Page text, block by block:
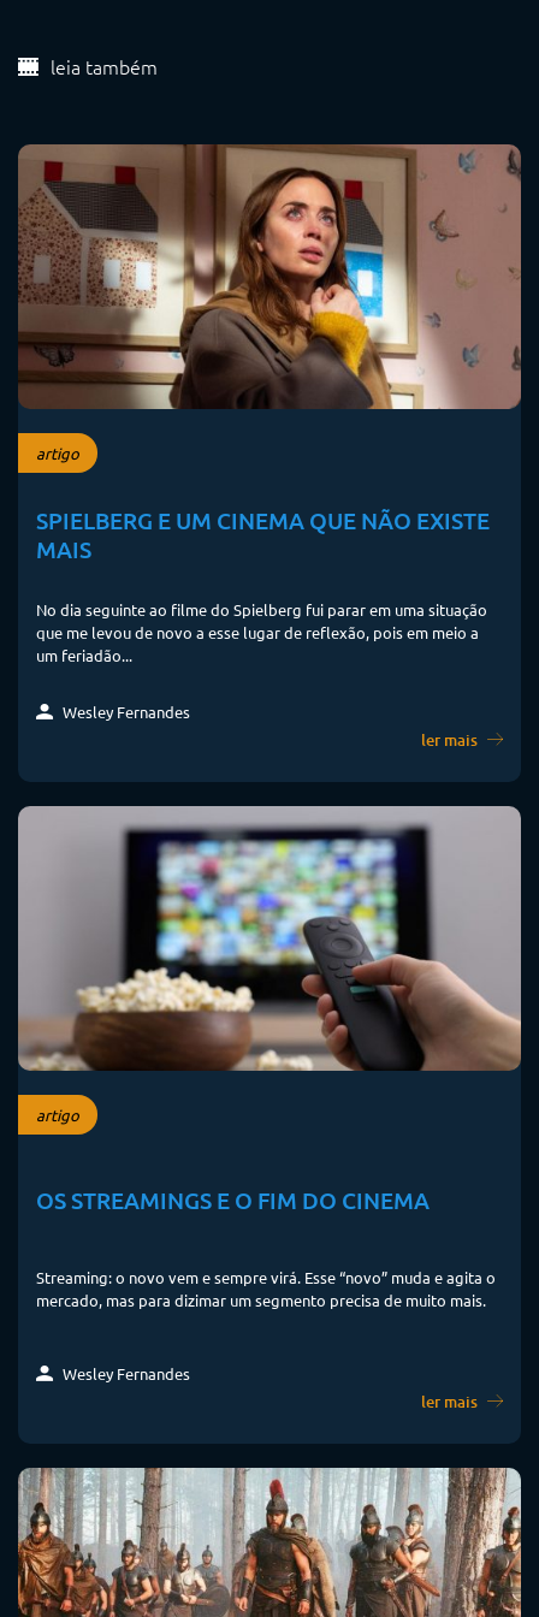
leia também
artigo
SPIELBERG E UM CINEMA QUE NÃO EXISTE
MAIS
No dia seguinte ao filme do Spielberg fui parar em uma situação
que me levou de novo a esse lugar de reflexão, pois em meio a
um feriadão...
Wesley Fernandes
ler mais
artigo
OS STREAMINGS E O FIM DO CINEMA
Streaming: o novo vem e sempre virá. Esse “novo” muda e agita o
mercado, mas para dizimar um segmento precisa de muito mais.
Wesley Fernandes
ler mais